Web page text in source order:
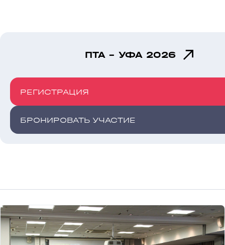
ПТА - УФА 2026
РЕГИСТРАЦИЯ
БРОНИРОВАТЬ УЧАСТИЕ